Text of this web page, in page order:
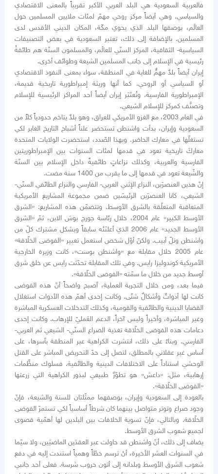
فالعربية السعودية هي البلد العربي الأكبر تقريباً بالمعنى الاقتصادي
والسياسي. وهي أيضاً مركز روحي مهمّ لمئات ملايين المسلمين حول
العالَم، بوصفها البلد الذي يحوي مكّة، المكان الديني الأقدس لدى
المسلمين. بالإضافة إلى ذلك، تعتبر السعودية في بعض التصنيفات
السياسية- الثقافية، المركز السنّي للعالَم، والمسلمون السنّة هم طائفةُ
رئيسية في الإسلام إلى جانب المسلمين الشيعة وطوائف أخرى.
إيران أيضاً بلدٌ مهمٌّ للغاية في المنطقة، سواء بمعنى النفوذ الاقتصادي
أو السياسي أو الروحي. كما أنها وريثة إمبراطورية تاريخية قديمة،
الإمبراطورية الفارسية. وتُعتَبَر إيران أيضاً أحد المراكز الرئيسية للإسلام
وتصنَّف كمركز للإسلام الشيعي.
في العام 2003، مع الغزو الأمريكي للعراق، وهو بلدٌ يتاخم حدودياً كلاً من
السعودية وإيران، بدأت واشنطن تستحضر علناً أشباح التاريخ الغابر لكي
تستغلّها في معارك الحاضر. وبهذا الصّدد، استحضرت الولايات المتحدة
معاركَ تاريخية تعود في قدمها لمئات السنوات بين الإمبراطوريتين
الفارسية والعربية، وكذلك نزاعاتٍ طائفيةً داخل الإسلام بين السنّة
والشّيعة تعود في قدمها إلى ما يقرب من 1400 سنة مضت.
إنّ هذين العنصرَين، النزاع الإثني العربي- الفارسي والنزاع الطائفي السنّي-
الشيعي، كانا العنصرَين الرئيسَين ضمن مجموعة المشاريع الأمريكية
المتعاقبة المتعلّقة بالشرق الأوسط. وتتضمّن هذه المشاريع: «الشرق
الأوسط الكبير» عام 2004، خلال رئاسة جورج بوش الابن، ثمّ «الشرق
الأوسط الجديد» عام 2006 الذي أعلنَتْه سابقاً وبشكل مشترك كلّ من
واشنطن وتلّ أبيب. ولكنّ أوّل شخص استعمل تعبير «الفوضى الخلّاقة»
عام 2005 خلال مقابلة مع «واشنطن بوست»، كانت وزيرة الخارجية
الأمريكية كوندوليزا رايس. وفي تلك المقابلة تحدّثت رايس عن خلق شرق
أوسط جديد من خلال ما سمّته «الفوضى الخلّاقة».
فيما بعد، ومن خلال التجربة العملية، أصبح واضحاً أنّ هذه الفوضى
كانت لها أدواتٌ وأشكالٌ شتّى. وكانت إحدى أهمّ هذه الأدوات استغلال
القضايا الدينية والطائفية والقومية، وكذلك التدخلات العسكرية المباشرة
وغير المباشرة، وأخيراً وليس آخراً، الدعم العَمليّ للإرهاب. وكانت إحدى
دعامات هذه الفوضى الخلّاقة تغذية الصراع السنّي- الشيعي ثم العربي-
الفارسي. وبناءً على ذلك، انتشرت الكراهية عبر المنطقة بأسرها، على
أساس غير عقلاني بالمطلق، لتصل إلى حدّ التحريض المباشر على القتل
الوحشي استناداً على الاختلافات الدينية والطائفية. فسلوك منظَّمات
إرهابية، مثل: «داعش» هو تطوّرٌ طبيعي لبذور الكراهية التي زرعتها
«الفوضى الخلّاقة».
بالعودة إلى السعودية وإيران، بوصفهما ممثّلتان للسنة والشيعة، فإنّ
وجود صراع وتوتر متواصل بينهما كان شرطاً أساسياً لكي تستمرّ الفوضى
الخلّاقة. وبالتالي، فإنّ تسوية الخلافات بين البلدين لها أهمّية قصوى
لجميع شعوب الشرق الأوسط.
يضاف إلى ذلك، أنّ واشنطن قد حاولت عبر العقدَين الماضيَين، ولا سيّما
في السنوات العشر الأخيرة، أنْ ترسم خطّاً وهمياً استندت إليه في دفع
شعوب الشرق الأوسط وبلدانه إلى أتون حروب شرسة. فعلى أحد جانبي